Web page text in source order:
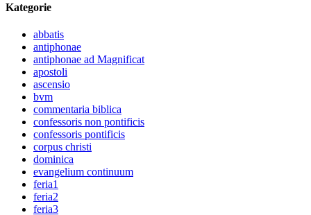
Kategorie
abbatis
antiphonae
antiphonae ad Magnificat
apostoli
ascensio
bvm
commentaria biblica
confessoris non pontificis
confessoris pontificis
corpus christi
dominica
evangelium continuum
feria1
feria2
feria3